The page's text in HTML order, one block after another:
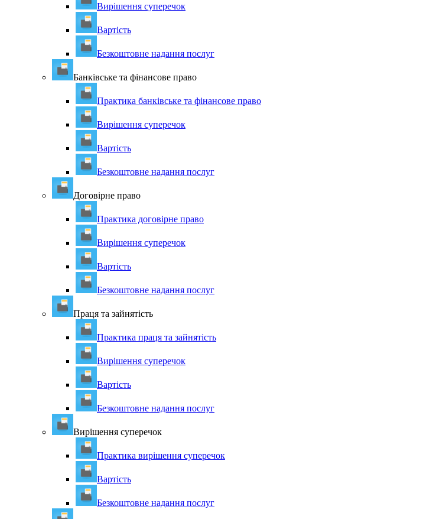
Вирішення суперечок
Вартість
Безкоштовне надання послуг
Банківське та фінансове право
Практика банківське та фінансове право
Вирішення суперечок
Вартість
Безкоштовне надання послуг
Договірне право
Практика договірне право
Вирішення суперечок
Вартість
Безкоштовне надання послуг
Праця та зайнятість
Практика праця та зайнятість
Вирішення суперечок
Вартість
Безкоштовне надання послуг
Вирішення суперечок
Практика вирішення суперечок
Вартість
Безкоштовне надання послуг